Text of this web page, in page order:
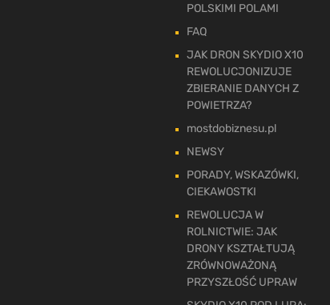
POLSKIMI POLAMI
FAQ
JAK DRON SKYDIO X10
REWOLUCJONIZUJE
ZBIERANIE DANYCH Z
POWIETRZA?
mostdobiznesu.pl
NEWSY
PORADY, WSKAZÓWKI,
CIEKAWOSTKI
REWOLUCJA W
ROLNICTWIE: JAK
DRONY KSZTAŁTUJĄ
ZRÓWNOWAŻONĄ
PRZYSZŁOŚĆ UPRAW